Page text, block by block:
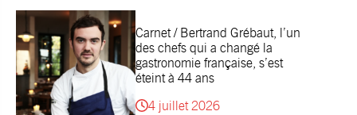
Carnet / Bertrand Grébaut, l’un
des chefs qui a changé la
gastronomie française, s’est
éteint à 44 ans
4 juillet 2026